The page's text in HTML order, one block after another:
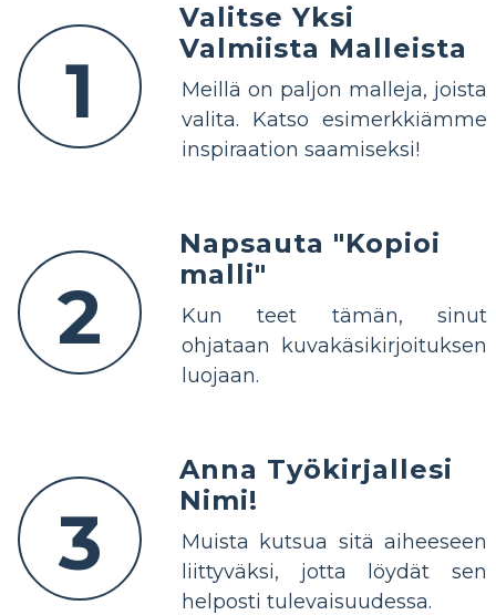
1
Valitse Yksi
Valmiista Malleista
Meillä on paljon malleja, joista
valita. Katso esimerkkiämme
inspiraation saamiseksi!
2
Napsauta "Kopioi
malli"
Kun teet tämän, sinut
ohjataan kuvakäsikirjoituksen
luojaan.
3
Anna Työkirjallesi
Nimi!
Muista kutsua sitä aiheeseen
liittyväksi, jotta löydät sen
helposti tulevaisuudessa.